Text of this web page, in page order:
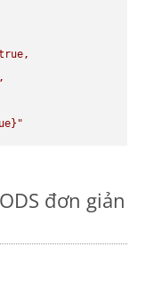
đơn giản